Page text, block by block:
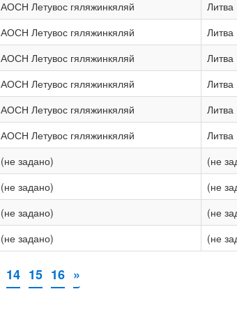
АОСН Летувос гяляжинкяляй
Литва
АОСН Летувос гяляжинкяляй
Литва
АОСН Летувос гяляжинкяляй
Литва
АОСН Летувос гяляжинкяляй
Литва
АОСН Летувос гяляжинкяляй
Литва
АОСН Летувос гяляжинкяляй
Литва
(не задано)
(не
(не задано)
(не
(не задано)
(не
(не задано) (не
14 15 16 »